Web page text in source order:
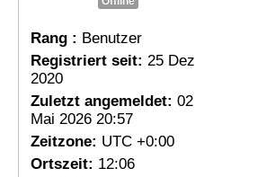
Rang : Benutzer
Registriert seit: 25 Dez
2020
Zuletzt angemeldet: 02
Mai 2026 20:57
Zeitzone: UTC +0:00
Ortszeit: 12:06